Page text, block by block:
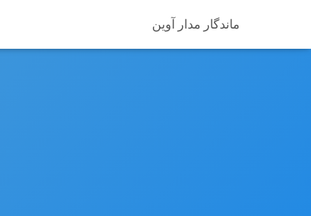
ماندگار مدار آوین